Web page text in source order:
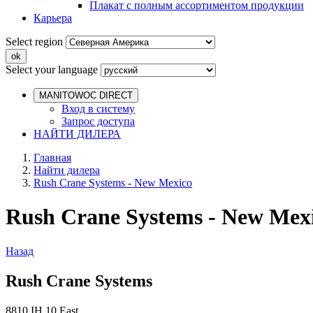
Плакат с полным ассортиментом продукции
Карьера
Select region
Select your language
MANITOWOC DIRECT
Вход в систему
Запрос доступа
НАЙТИ ДИЛЕРА
Главная
Найти дилера
Rush Crane Systems - New Mexico
Rush Crane Systems - New
Назад
Rush Crane Systems
8810 IH 10 East